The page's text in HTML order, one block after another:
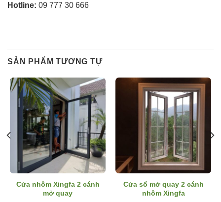
Hotline: 09 777 30 666
SẢN PHẨM TƯƠNG TỰ
Cửa nhôm Xingfa 2 cánh
mở quay
Cửa sổ mở quay 2 cánh
nhôm Xingfa